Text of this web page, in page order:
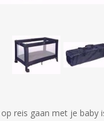
reis gaan met je baby